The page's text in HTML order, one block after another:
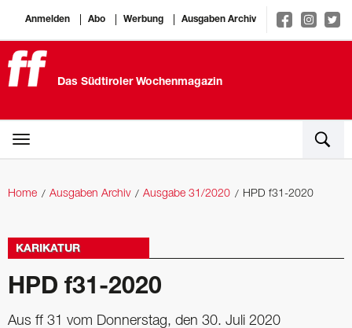
Anmelden Abo Werbung Ausgaben Archiv
Das Südtiroler Wochenmagazin
Home Ausgaben Archiv Ausgabe 31/2020 HPD f31-2020
KARIKATUR
HPD f31-2020
Aus ff 31 vom Donnerstag, den 30. Juli 2020